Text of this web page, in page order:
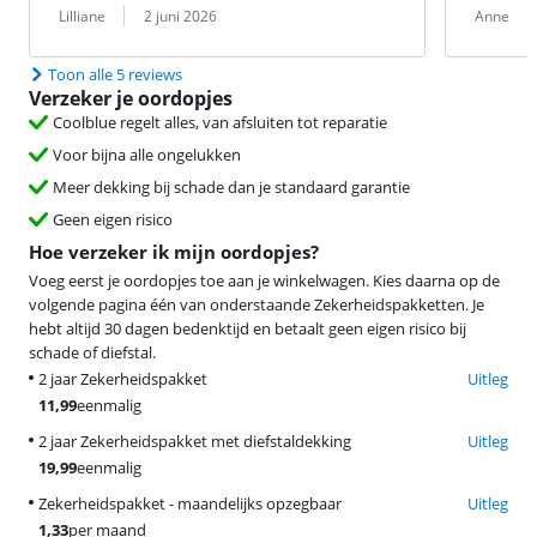
Beoordeling door:
Lilliane
Datum: 2 juni 2026 Anne
Datum:
Toon alle 5 reviews
Verzeker je oordopjes
Coolblue regelt alles, van afsluiten tot reparatie
Voor bijna alle ongelukken
Meer dekking bij schade dan je standaard garantie
Geen eigen risico
Hoe verzeker ik mijn oordopjes?
Voeg eerst je oordopjes toe aan je winkelwagen. Kies daarna op de
volgende pagina één van onderstaande Zekerheidspakketten. Je
hebt altijd 30 dagen bedenktijd en betaalt geen eigen risico bij
schade of diefstal.
2 jaar Zekerheidspakket
Uitleg
11,99eenmalig
2 jaar Zekerheidspakket met diefstaldekking
Uitleg
19,99eenmalig
Zekerheidspakket - maandelijks opzegbaar
Uitleg
1,33per maand